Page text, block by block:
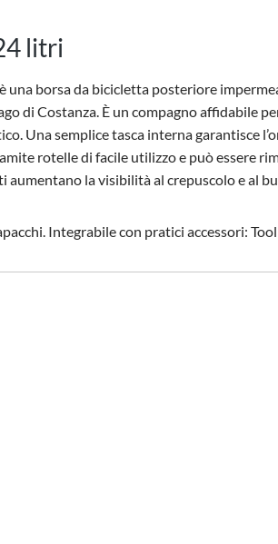
litri
è una borsa da bicicletta posteriore
di Costanza. È un compagno affidabile
Una semplice tasca interna garantisce
rotelle di facile utilizzo e può essere
la visibilità al crepuscolo e al
Integrabile con pratici accessori: